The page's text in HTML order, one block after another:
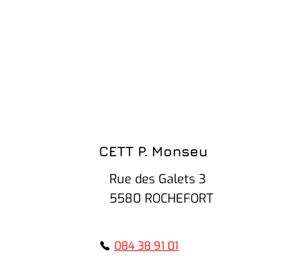
CETT P. Monseu
Rue des Galets 3
5580 ROCHEFORT
084 38 91 01